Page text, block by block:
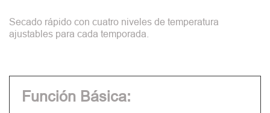
Secado rápido con cuatro niveles de temperatura
ajustables para cada temporada.
Función Básica: